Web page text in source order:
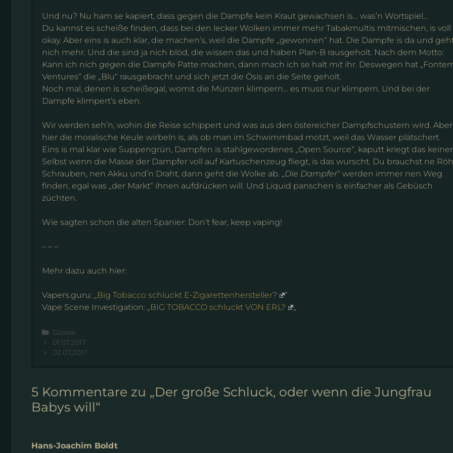
Und nu? Nu ham se kapiert, dass gegen die Dampfe kein Kraut gewachsen is… was’n Wortspiel…
Du kannst es scheiße finden, dass bei den lecker Wolken immer mehr Tabakmultis mitmischen, is voll
okay. Aber eins is auch klar, die machen’s, weil die Dampfe „gewonnen“ hat. Die Dampfe is da und
nich mehr. Und die sind ja nich blöd, die wissen das und haben Plan-B rausgeholt. Nach dem Motto:
Kann ich nich gegen die Dampfe Patte machen, dann mach ich se halt mit ihr. Deswegen hat
Ventures“ die „Blu“ rausgebracht und sich jetzt die Ösis an die Seite geholt.
Noch mal, denen is scheißegal, womit die Münzen klimpern… es muss nur klimpern. Und bei der
Dampfe klimpert’s eben.
Wir werden seh’n, wohin die Reise schippert und was aus den östereicher Dampfschustern wird. Aber
hier die moralische Keule wirbeln is, als ob man im Schwimmbad motzt, weil das Wasser plätschert.
Eins is mal klar wie Suppengrün, Dampfen is stahlgewordenes „Open Source“, kaputt kriegt das
Selbst wenn die Masse der Dampfer voll auf Kartuschenzeug fliegt, is das wurscht. Du brauchst ne
Schrauben, nen Akku und’n Draht, dann geht die Wolke ab. „ Die Dampfer“ werden immer nen Weg
finden, egal was „der Markt“ ihnen aufdrücken will. Und Liquid panschen is einfacher als Gebüsch
züchten.
Wie sagten schon die alten Spanier: Don’t fear, keep vaping!
– – –
Mehr dazu auch hier:
Vapers.guru: „ Big Tobacco schluckt E-Zigarettenhersteller?
“
Vape Scene Investigation: „ BIG TOBACCO schluckt VON ERL? „
Kategorien
Glosse
01.07.2017
02.07.2017
5 Kommentare zu „Der große Schluck, oder wenn die Jungfrau
Babys will“
Hans-Joachim Boldt